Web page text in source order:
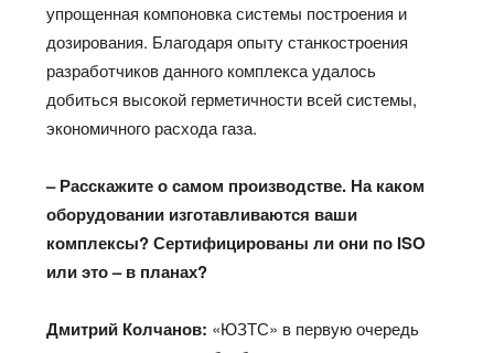
упрощенная компоновка системы построения и
дозирования. Благодаря опыту станкостроения
разработчиков данного комплекса удалось
добиться высокой герметичности всей системы,
экономичного расхода газа.
– Расскажите о самом производстве. На каком
оборудовании изготавливаются ваши
комплексы? Сертифицированы ли они по ISO
или это – в планах?
Дмитрий Колчанов: «ЮЗТС» в первую очередь